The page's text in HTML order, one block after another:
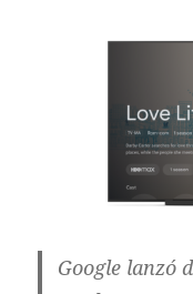
Google lanzó